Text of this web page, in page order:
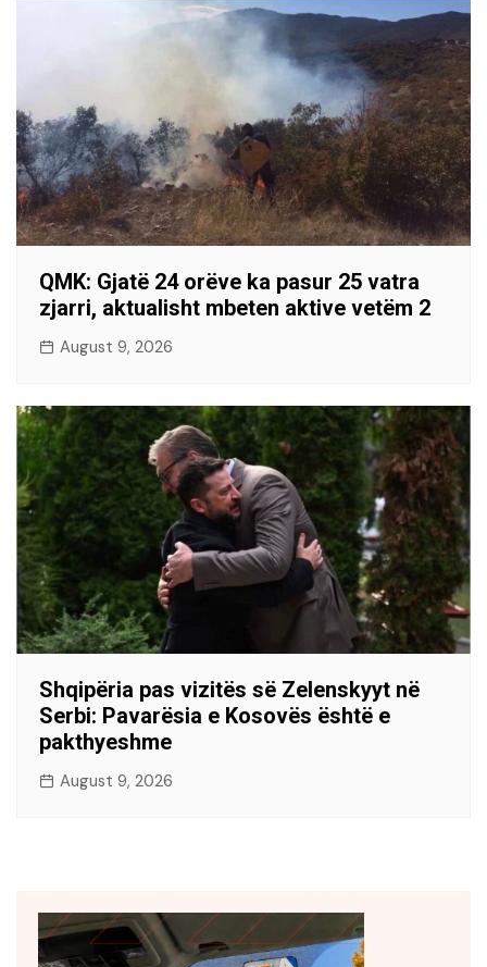
QMK: Gjatë 24 orëve ka pasur 25 vatra
zjarri, aktualisht mbeten aktive vetëm 2
August 9, 2026
Shqipëria pas vizitës së Zelenskyyt në
Serbi: Pavarësia e Kosovës është e
pakthyeshme
August 9, 2026